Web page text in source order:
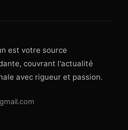
est votre source
couvrant l'actualité
avec rigueur et passion.